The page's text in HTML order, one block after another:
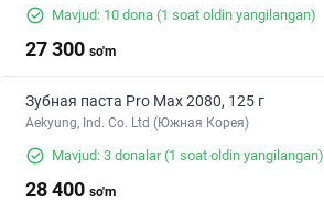
Mavjud: 10 dona (1 soat oldin yangilangan)
27 300 so'm
Зубная паста Pro Max 2080, 125 г
Aekyung, Ind. Co. Ltd (Южная Корея)
Mavjud: 3 donalar(1 soat oldin yangilangan)
28 400 so'm